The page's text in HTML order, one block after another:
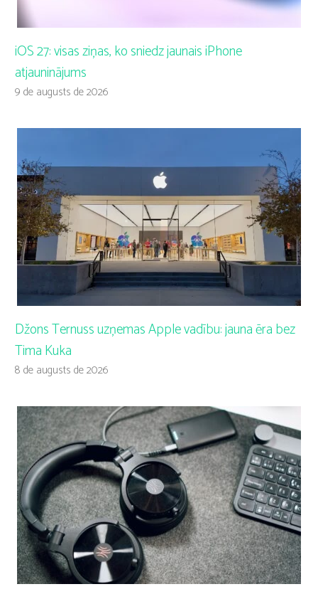
iOS 27: visas ziņas, ko sniedz jaunais iPhone
atjauninājums
9 de augusts de 2026
Džons Ternuss uzņemas Apple vadību: jauna ēra bez
Tima Kuka
8 de augusts de 2026